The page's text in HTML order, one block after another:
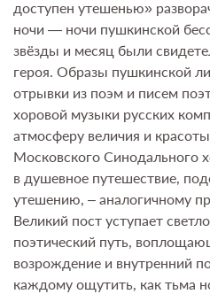
доступен утешенью»
ночи — ночи пушкинской
звёзды и месяц были
героя. Образы пушкинской
отрывки из поэм и писем
хоровой музыки русских
атмосферу величия и
Московского Синодального
в душевное путешествие,
утешению, – аналогичному
Великий пост уступает
поэтический путь,
возрождение и внутренний
каждому ощутить, как тьма